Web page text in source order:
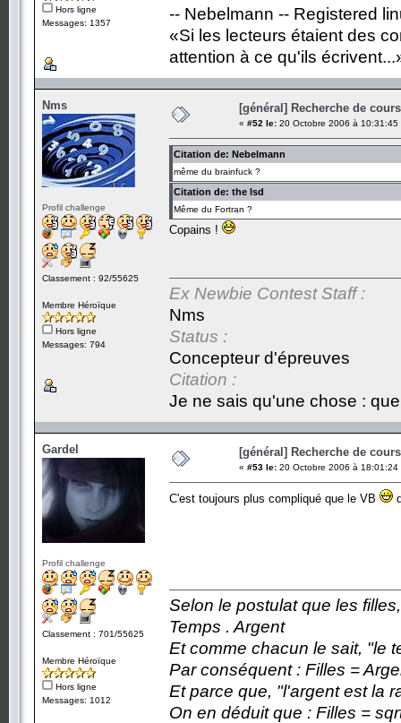
Hors ligne
Messages: 1357
-- Nebelmann -- Registered
«Si les lecteurs étaient des
attention à ce qu'ils
Nms
Profil challenge
Classement : 92/55625
Membre Héroïque
Hors ligne
Messages: 794
[général] Recherche de
« #52 le: 20 Octobre 2006 à 10:31:45
Citation de: Nebelmann
même du brainfuck ?
Citation de: the lsd
Même du Fortran ?
Copains !
Ex Newbie Contest Staff :
Nms
Status :
Concepteur d'épreuves
Citation :
Je ne sais qu'une chose :
Gardel
Profil challenge
Classement : 701/55625
Membre Héroïque
Hors ligne
Messages: 1012
[général] Recherche de
« #53 le: 20 Octobre 2006 à 18:01:24
C'est toujours plus compliqué que le VB
Selon le postulat que les
Temps . Argent
Et comme chacun le sait, "le
Par conséquent : Filles =
Et parce que, "l'argent est la
On en déduit que : Filles =